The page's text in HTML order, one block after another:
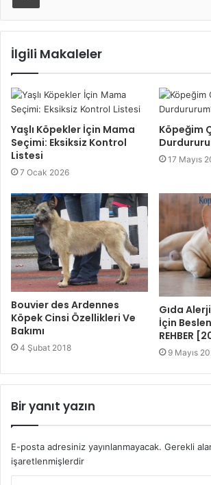
İlgili Makaleler
Yaşlı Köpekler İçin Mama
Seçimi: Eksiksiz Kontrol
Listesi
7 Ocak 2026
Köpeğim
17 Mayıs
Bouvier des Ardennes
Köpek Cinsi Özellikleri Ve
Bakımı
4 Şubat 2018
Gıda
İçin
REHBER
9 Mayıs
Bir yanıt yazın
E-posta adresiniz yayınlanmayacak. Gerekli
işaretlenmişlerdir